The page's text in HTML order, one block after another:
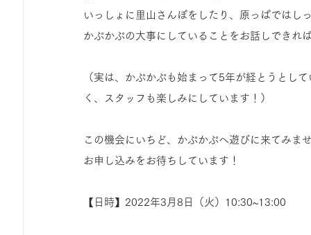
森とこどものおまつり みてみて！みんなで描いたよ
広報誌・ニュースレター 虫とり大作戦
夜カフェ
いっしょに里山さんぽをしたり、原っぱではし
かぷかぷの大事にしていることをお話しできれ
（実は、かぷかぷも始まって5年が経とうとし
く、スタッフも楽しみにしています！）
この機会にいちど、かぷかぷへ遊びに来てみま
お申し込みをお待ちしています！
【日時】2022年3月8日（火）10:30~13:00